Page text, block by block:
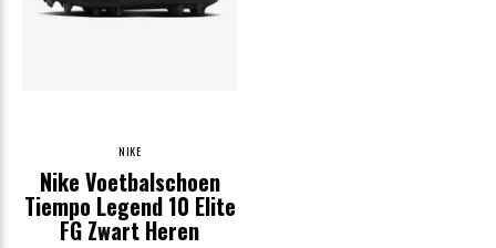
NIKE
Nike Voetbalschoen
Tiempo Legend 10 Elite
FG Zwart Heren